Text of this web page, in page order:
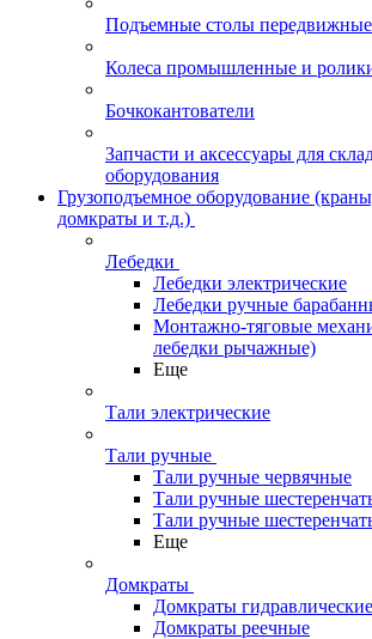
Подъемные столы
Колеса промышленные и
Бочкокантователи
Запчасти и аксессуары для
оборудования
Грузоподъемное оборудование
домкраты и т.д.)
Лебедки
Лебедки электрические
Лебедки ручные
Монтажно-тяговые
лебедки рычажные)
Еще
Тали электрические
Тали ручные
Тали ручные червячные
Тали ручные
Тали ручные
Еще
Домкраты
Домкраты гидравлические
Домкраты реечные